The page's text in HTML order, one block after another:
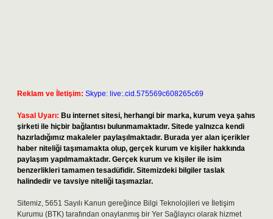
Reklam ve İletişim: Skype: live:.cid.575569c608265c69
Yasal Uyarı: Bu internet sitesi, herhangi bir marka, kurum veya şahıs
şirketi ile hiçbir bağlantısı bulunmamaktadır. Sitede yalnızca kendi
hazırladığımız makaleler paylaşılmaktadır. Burada yer alan içerikler
haber niteliği taşımamakta olup, gerçek kurum ve kişiler hakkında
paylaşım yapılmamaktadır. Gerçek kurum ve kişiler ile isim
benzerlikleri tamamen tesadüfidir. Sitemizdeki bilgiler taslak
halindedir ve tavsiye niteliği taşımazlar.
Sitemiz, 5651 Sayılı Kanun gereğince Bilgi Teknolojileri ve İletişim
Kurumu (BTK) tarafından onaylanmış bir Yer Sağlayıcı olarak hizmet